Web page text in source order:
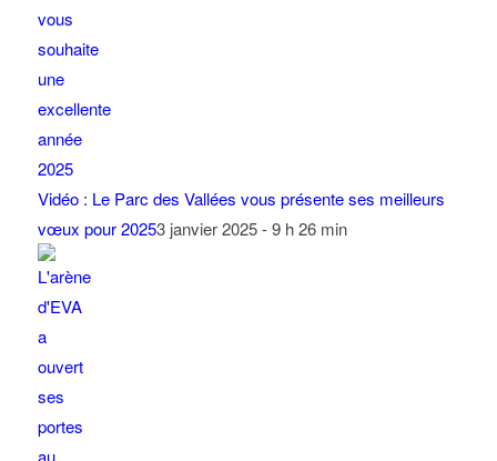
Vidéo : Le Parc des Vallées vous présente ses meilleurs
vœux pour 20253 janvier 2025 - 9 h 26 min